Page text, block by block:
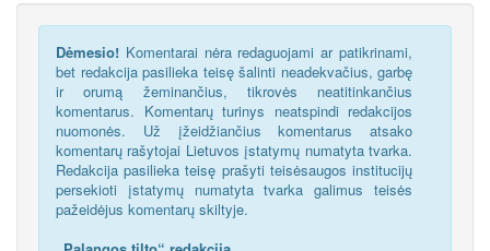
Dėmesio! Komentarai nėra redaguojami ar patikrinami,
bet redakcija pasilieka teisę šalinti neadekvačius, garbę
ir orumą žeminančius, tikrovės neatitinkančius
komentarus. Komentarų turinys neatspindi redakcijos
nuomonės. Už įžeidžiančius komentarus atsako
komentarų rašytojai Lietuvos įstatymų numatyta tvarka.
Redakcija pasilieka teisę prašyti teisėsaugos institucijų
persekioti įstatymų numatyta tvarka galimus teisės
pažeidėjus komentarų skiltyje.